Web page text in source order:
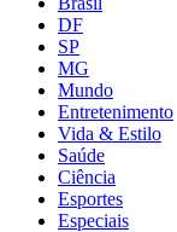
DF
SP
MG
Mundo
Entretenimento
Vida & Estilo
Saúde
Ciência
Esportes
Especiais